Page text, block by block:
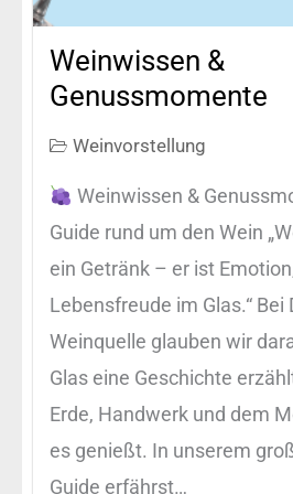
Weinwissen &
Genussmomente
Weinvorstellung
Weinwissen &
Guide rund um den Wein
ein Getränk – er ist
Lebensfreude im Glas.“ Bei
Weinquelle glauben wir
Glas eine Geschichte
Erde, Handwerk und dem
es genießt. In unserem
Guide erfährst…